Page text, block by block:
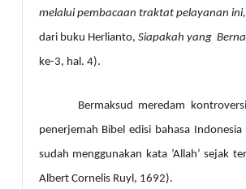
melalui pembacaan traktat pelayanan
dari buku Herlianto, Siapakah yang
ke-3, hal. 4).
Bermaksud meredam
penerjemah Bibel edisi bahasa
sudah menggunakan kata ’Allah’ sejak
Albert Cornelis Ruyl, 1692).